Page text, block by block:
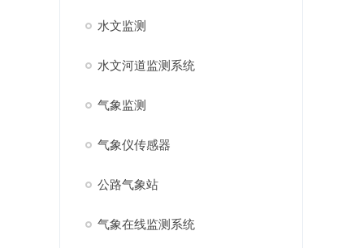
水文监测
水文河道监测系统
气象监测
气象仪传感器
公路气象站
气象在线监测系统